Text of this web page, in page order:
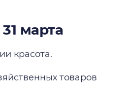
марта
красота.
товаров